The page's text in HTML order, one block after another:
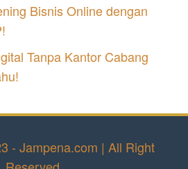
Bisnis Online dengan
Tanpa Kantor Cabang
- Jampena.com | All Right